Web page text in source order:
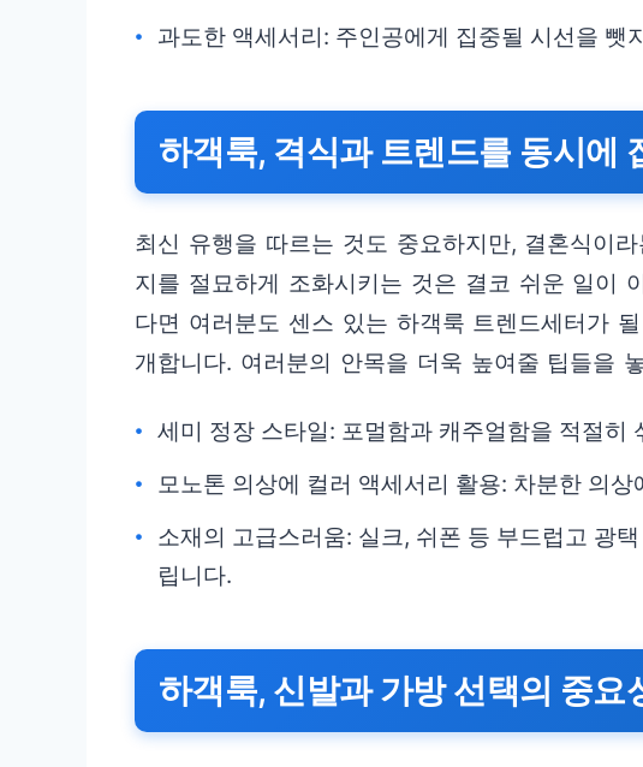
과도한 액세서리: 주인공에게 집중될 시선을 뺏
하객룩, 격식과 트렌드를 동시에
최신 유행을 따르는 것도 중요하지만, 결혼식이
지를 절묘하게 조화시키는 것은 결코 쉬운 일이
다면 여러분도 센스 있는 하객룩 트렌드세터가
개합니다. 여러분의 안목을 더욱 높여줄 팁들을
세미 정장 스타일: 포멀함과 캐주얼함을 적절히
모노톤 의상에 컬러 액세서리 활용: 차분한 의
소재의 고급스러움: 실크, 쉬폰 등 부드럽고 광
립니다.
하객룩, 신발과 가방 선택의 중요